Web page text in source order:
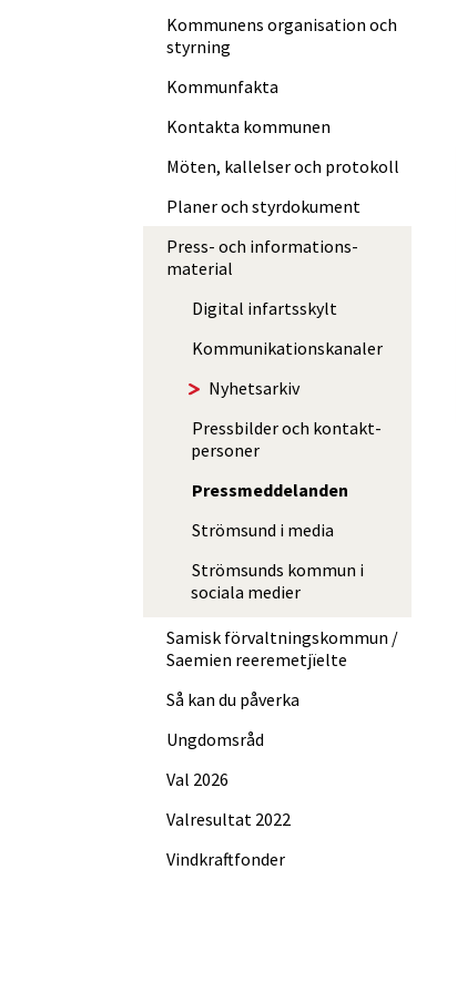
Kommunens organisation och
styrning
Kommunfakta
Kontakta kommunen
Möten, kallelser och protokoll
Planer och styrdokument
Press- och informations­
material
Digital infartsskylt
Kommuni­kations­kanaler
Nyhetsarkiv
Pressbilder och kontakt­
personer
Press­med­delan­den
Strömsund i media
Strömsunds kommun i
sociala medier
Samisk förvalt­nings­kommun /
Saemien reere­met­jïelte
Så kan du påverka
Ungdomsråd
Val 2026
Valresultat 2022
Vindkraftfonder